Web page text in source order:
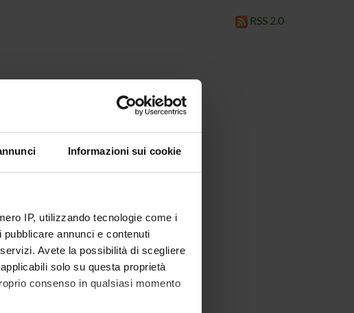
Informazioni sui cookie
IP, utilizzando tecnologie come i
annunci e contenuti
Avete la possibilità di scegliere
solo su questa proprietà
consenso in qualsiasi momento
RSS 2.0